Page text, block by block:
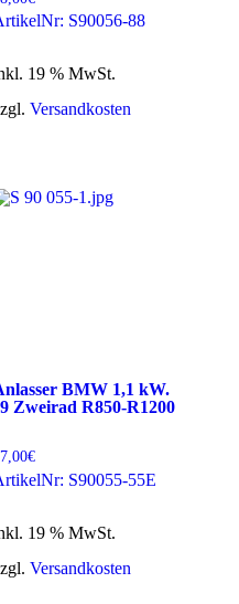
S90056-88
19 % MwSt.
Versandkosten
BMW 1,1 kW.
Zweirad R850-R1200
€
S90055-55E
19 % MwSt.
Versandkosten